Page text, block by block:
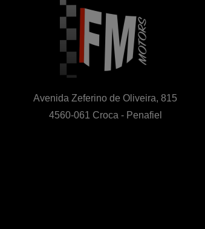
Avenida Zeferino de Oliveira, 815
4560-061 Croca - Penafiel